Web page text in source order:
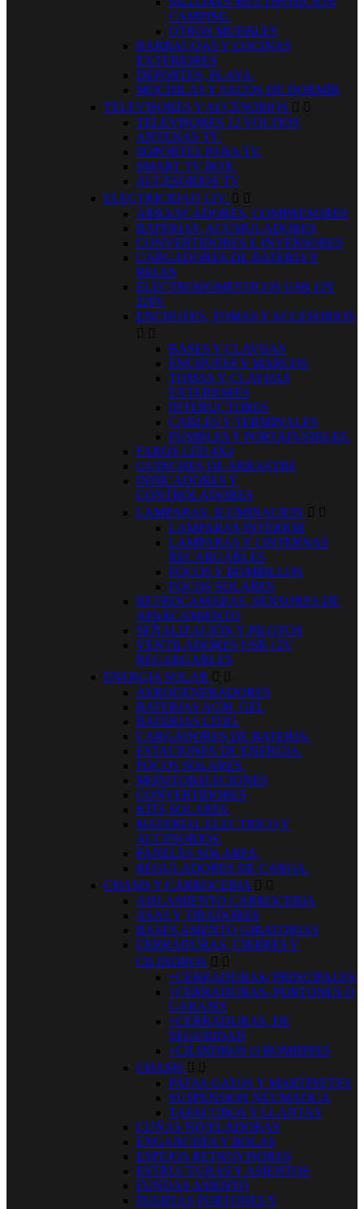
CAMPING
OTROS MUEBLES
BARBACOAS Y COCINAS
EXTERIORES
DEPORTES, PLAYA.
MOCHILAS Y SACOS DE DORMIR
TELEVISORES Y ACCESORIOS  
TELEVISORES 12 VOLTIOS
ANTENAS TV.
SOPORTES PARA TV.
SMART TV BOX.
ACCESORIOS TV
ELECTRICIDAD 12V.  
ARRANCADORES, COMPRESORES
BATERIAS, ACUMULADORES
CONVERTIDORES E INVERSORES
CARGADORES DE BATERIA Y
RELES
ELECTRODOMESTICOS USB 12V
220V
ENCHUFES, TOMAS Y ACCESORIOS
 
BASES Y CLAVIJAS
ENCHUFES Y MARCOS
TOMAS Y CLAVIJAS
EXTERIORES
INTERUCTORES
CABLES Y TERMINALES
FUSIBLES Y PORTAFUSIBLES.
FAROS LED 4X4
GUINCHES DE ARRASTRE
INDICADORES Y
CONTROLADORES
LAMPARAS, ILUMINACION  
LAMPARAS INTERIOR
LAMPARAS Y LINTERNAS
RECARGABLES
FOCOS Y BOMBILLOS
FOCOS SOLARES
RETROCAMARAS, SENSORES DE
APARCAMIENTO
SEÑALIZACIÓN Y PILOTOS
VENTILADORES USB 12V
RECARGABLES
ENERGIA SOLAR  
AEROGENERADORES
BATERIAS AGM, GEL
BATERIAS LITIO.
CARGADORES DE BATERIA.
ESTACIONES DE ENERGIA.
FOCOS SOLARES.
MONITORIZACIONES
CONVERTIDORES
KITS SOLARES.
MATERIAL ELECTRICO Y
ACCESORIOS.
PANELES SOLARES.
REGULADORES DE CARGA.
CHASIS Y CARROCERIA  
AISLAMIENTO CARROCERIA
ASAS Y TIRADORES
BASES ASIENTO GIRATORIAS
CERRADURAS, CIERRES Y
CILINDROS  
+CERRADURAS/ PRINCIPALES
+CERRADURAS- PORTONES O
GARAJES
+CERRADURAS, DE
SEGURIDAD
+CILINDROS O BOMBINES
CHASIS  
PATAS GATOS Y MARTINETES
SUSPENSION NEUMATICA
TAPACUBOS Y LLANTAS
CUÑAS NIVELADORAS
ENGANCHES Y BOLAS
ESPEJOS RETROVISORES
ESTRUCTURAS Y ASIENTOS
FUNDAS ASIENTO
PUERTAS PORTONES Y